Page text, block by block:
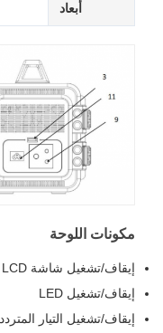
أبعاد
مكونات اللوحة
إيقاف/تشغيل شاشة LCD
إيقاف/تشغيل LED
إيقاف/تشغيل التيار المتردد